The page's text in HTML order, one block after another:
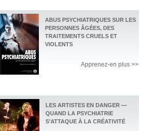
ABUS PSYCHIATRIQUES SUR LES
PERSONNES ÂGÉES, DES
TRAITEMENTS CRUELS ET
VIOLENTS
Apprenez-en plus >>
LES ARTISTES EN DANGER —
QUAND LA PSYCHIATRIE
S’ATTAQUE À LA CRÉATIVITÉ